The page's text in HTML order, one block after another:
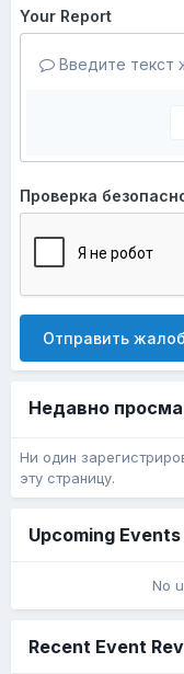
Your Report
Введите текст
Проверка
Отправить
Недавно
Ни один
эту страницу.
Upcoming Events
No
Recent Event